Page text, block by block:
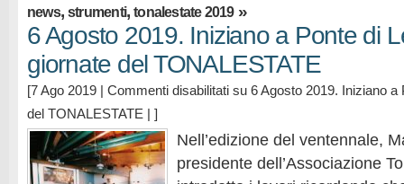
news,strumenti,tonalestate 2019»
6 Agosto 2019. Iniziano a Ponte di
giornate del TONALESTATE
[7 Ago 2019 | Commenti disabilitati su 6 Agosto 2019. Iniziano a
del TONALESTATE | ]
Nell’edizione del ventennale,
presidente dell’Associazione